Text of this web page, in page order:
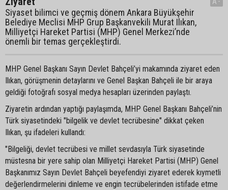
Siyaset bilimci ve geçmiş dönem Ankara Büyükşehir
Belediye Meclisi MHP Grup Başkanvekili Murat Ilıkan,
Milliyetçi Hareket Partisi (MHP) Genel Merkezi’nde
önemli bir temas gerçekleştirdi.
MHP Genel Başkanı Sayın Devlet Bahçeli’yi makamında ziyaret eden
Ilıkan, görüşmenin detaylarını ve Genel Başkan Bahçeli ile bir araya
geldiği fotoğrafı sosyal medya hesapları üzerinden paylaştı.
Ziyaretin ardından yaptığı paylaşımda, MHP Genel Başkanı Bahçeli’nin
Türk siyasetindeki "bilgelik ve devlet tecrübesine" dikkat çeken
Ilıkan, şu ifadeleri kullandı:
"Bilgeliği, devlet tecrübesi ve millet sevdasıyla Türk siyasetinde
müstesna bir yere sahip olan Milliyetçi Hareket Partisi (MHP) Genel
Başkanımız Sayın Devlet Bahçeli beyefendiyi ziyaret ederek kıymetli
değerlendirmelerini dinleme ve engin tecrübelerinden istifade etme